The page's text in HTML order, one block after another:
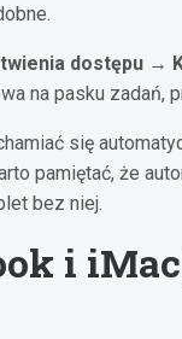
dostępu →
na pasku zadań,
się
pamiętać, że
bez niej.
i